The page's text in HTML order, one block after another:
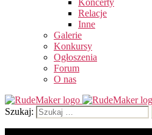
Relacje
Inne
Galerie
Konkursy
Ogłoszenia
Forum
O nas
Szukaj: